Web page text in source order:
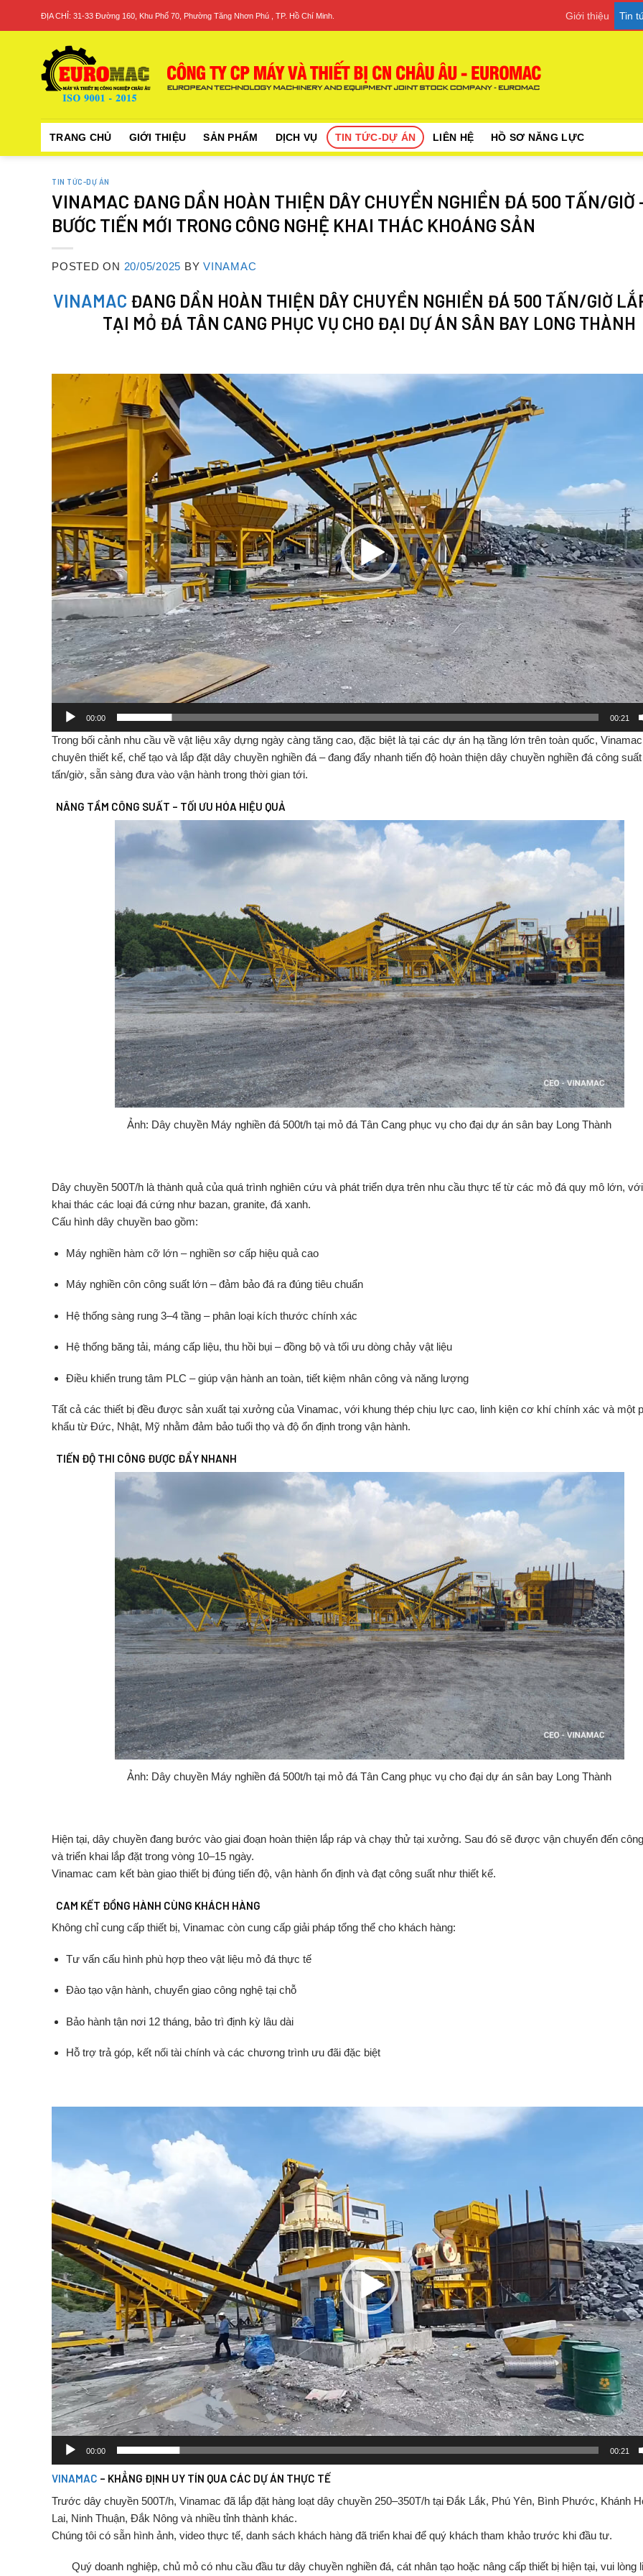
ĐỊA CHỈ: 31-33 Đường 160, Khu Phố 70, Phường Tăng Nhơn Phú , TP. Hồ Chí Minh. Giới thiệu Tin
TRANG CHỦ GIỚI THIỆU SẢN PHẨM DỊCH VỤ TIN TỨC-DỰ ÁN LIÊN HỆ HỒ SƠ NĂNG LỰC
TIN TỨC-DỰ ÁN
VINAMAC ĐANG DẦN HOÀN THIỆN DÂY CHUYỀN NGHIỀN ĐÁ 500 TẤN/GIỜ
BƯỚC TIẾN MỚI TRONG CÔNG NGHỆ KHAI THÁC KHOÁNG SẢN
POSTED ON 20/05/2025 BY VINAMAC
VINAMAC ĐANG DẦN HOÀN THIỆN DÂY CHUYỀN NGHIỀN ĐÁ 500 TẤN/GIỜ
TẠI MỎ ĐÁ TÂN CANG PHỤC VỤ CHO ĐẠI DỰ ÁN SÂN BAY LONG THÀNH
Trình
00:00 00:21
Trong bối cảnh nhu cầu về vật liệu xây dựng ngày càng tăng cao, đặc biệt là tại các dự án hạ tầng lớn trên toàn quốc, Vinamac
chuyên thiết kế, chế tạo và lắp đặt dây chuyền nghiền đá –đang đẩy nhanh tiến độ hoàn thiện dây chuyền nghiền đá công suất
tấn/giờ, sẵn sàng đưa vào vận hành trong thời gian tới.
NÂNG TẦM CÔNG SUẤT – TỐI ƯU HÓA HIỆU QUẢ
Ảnh: Dây chuyền Máy nghiền đá 500t/h tại mỏ đá Tân Cang phục vụ cho đại dự án sân bay Long Thành
Dây chuyền 500T/h là thành quả của quá trình nghiên cứu và phát triển dựa trên nhu cầu thực tế từ các mỏ đá quy mô lớn, với
khai thác các loại đá cứng như bazan, granite, đá xanh.
Cấu hình dây chuyền bao gồm:
Máy nghiền hàm cỡ lớn– nghiền sơ cấp hiệu quả cao
Máy nghiền côn công suất lớn–đảm bảo đá ra đúng tiêu chuẩn
Hệ thống sàng rung 3–4 tầng– phân loại kích thước chính xác
Hệ thống băng tải, máng cấp liệu, thu hồi bụi–đồng bộ và tối ưu dòng chảy vật liệu
Điều khiển trung tâm PLC –giúp vận hành an toàn, tiết kiệm nhân công và năng lượng
Tất cả các thiết bị đều được sản xuất tại xưởng của Vinamac, với khung thép chịu lực cao, linh kiện cơ khí chính xác và một
khẩu từ Đức, Nhật, Mỹ nhằm đảm bảo tuổi thọ và độ ổn định trong vận hành.
TIẾN ĐỘ THI CÔNG ĐƯỢC ĐẨY NHANH
Ảnh: Dây chuyền Máy nghiền đá 500t/h tại mỏ đá Tân Cang phục vụ cho đại dự án sân bay Long Thành
Hiện tại, dây chuyền đang bước vào giai đoạn hoàn thiện lắp ráp và chạy thử tại xưởng. Sau đó sẽ được vận chuyển đến công
và triển khai lắp đặt trong vòng 10–15 ngày.
Vinamac cam kết bàn giao thiết bị đúng tiến độ, vận hành ổn định và đạt công suất như thiết kế.
CAM KẾT ĐỒNG HÀNH CÙNG KHÁCH HÀNG
Không chỉcung cấp thiết bị, Vinamac còn cung cấp giải pháp tổng thể cho khách hàng:
Tư vấn cấu hình phù hợp theo vật liệu mỏ đá thực tế
Đào tạo vận hành, chuyển giao công nghệ tại chỗ
Bảo hành tận nơi 12 tháng, bảo trì định kỳ lâu dài
Hỗ trợ trả góp, kết nối tài chính và các chương trình ưu đãi đặc biệt
00:00 00:21
VINAMAC – KHẲNG ĐỊNH UY TÍN QUA CÁC DỰÁN THỰC TẾ
Trước dây chuyền 500T/h, Vinamac đã lắp đặt hàng loạt dây chuyền 250–350T/h tại Đắk Lắk, Phú Yên, Bình Phước, Khánh
Lai, Ninh Thuận, Đắk Nông và nhiều tỉnh thành khác.
Chúng tôi có sẵn hình ảnh, video thực tế, danh sách khách hàng đã triển khai để quý khách tham khảo trước khi đầu tư.
Quý doanh nghiệp, chủ mỏ có nhu cầu đầu tư dây chuyền nghiền đá, cát nhân tạo hoặc nâng cấp thiết bị hiện tại, vui lòng